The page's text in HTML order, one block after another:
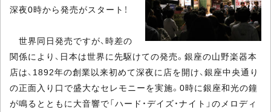
深夜0時から発売がスタート！
世界同日発売ですが、時差の
関係により、日本は世界に先駆けての発売。銀座の山野楽器本
店は、1892年の創業以来初めて深夜に店を開け、銀座中央通り
の正面入り口で盛大なセレモニーを実施。0時に銀座和光の鐘
が鳴るとともに大音響で「ハード・デイズ・ナイト」のメロディ